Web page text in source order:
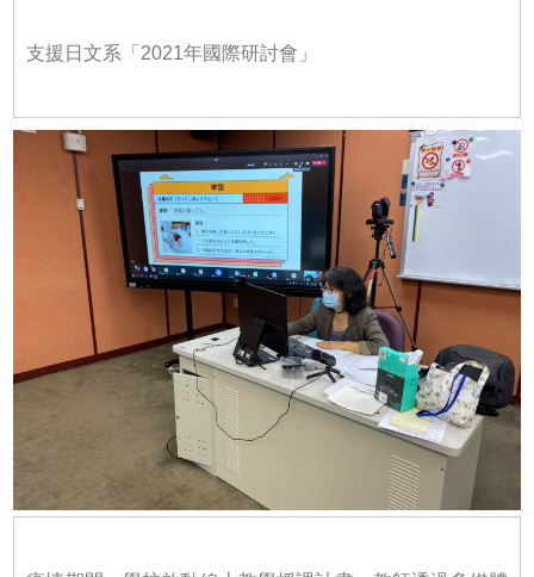
支援日文系「2021年國際研討會」